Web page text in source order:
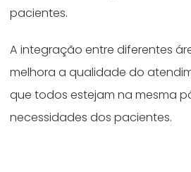
pacientes.
A integração entre diferentes
melhora a qualidade do
que todos estejam na mesma
necessidades dos pacientes.